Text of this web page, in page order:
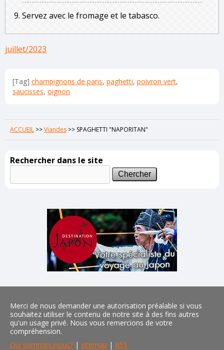
Servez avec le fromage et le tabasco.
juillet/2023
[Tag] champignons de paris, paghetti, poivron vert,
saucisses, oignon
ACCUEIL >>Viandes >> SPAGHETTI "NAPORITAN"
Rechercher dans le site
Merci de nous demander une autorisation préalable si vous
souhaitez utiliser le contenu de notre site à des fins autres
qu'un usage privé. Nous vous remercions de votre
compréhension.
Qui sommes-nous? | sitemap | RSS